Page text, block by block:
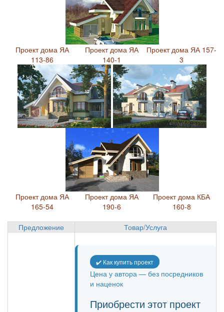
Проект дома ЯА
113-86
Проект дома ЯА
140-1
Проект дома ЯА 157-
3
Проект дома ЯА
165-54
Проект дома ЯА
190-6
Проект дома КБА
160-8
Предложение Товар/Услуга
✔️ Как купить проект
Цена у автора — без посредников
и наценок
Приобрести этот проект